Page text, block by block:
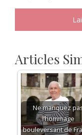
Articles
Ne manquez
l’hommage
bouleversant de